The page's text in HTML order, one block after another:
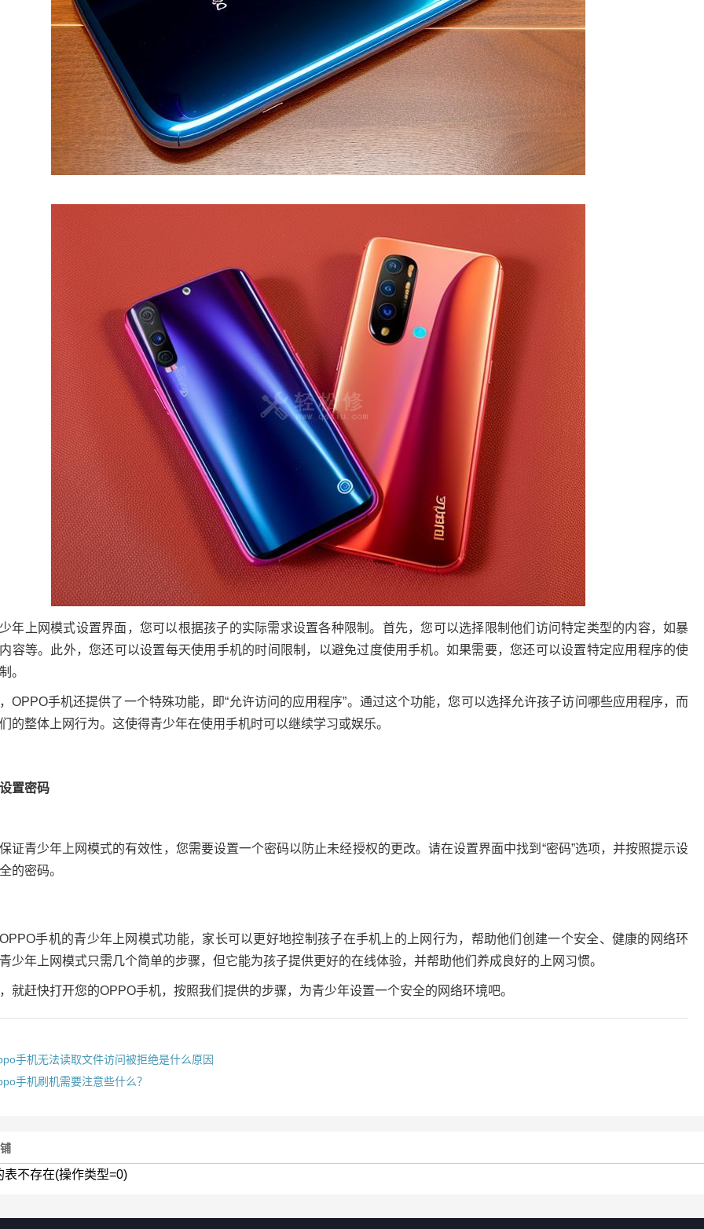
年上网模式设置界面，您可以根据孩子的实际需求设置各种限制。首先，您可以选择限制他们访问特定类型的内容，如暴
容等。此外，您还可以设置每天使用手机的时间限制，以避免过度使用手机。如果需要，您还可以设置特定应用程序的使
。
OPPO手机还提供了一个特殊功能，即“允许访问的应用程序”。通过这个功能，您可以选择允许孩子访问哪些应用程序，而
的整体上网行为。这使得青少年在使用手机时可以继续学习或娱乐。
置密码
证青少年上网模式的有效性，您需要设置一个密码以防止未经授权的更改。请在设置界面中找到“密码”选项，并按照提示设
的密码。
手机的青少年上网模式功能，家长可以更好地控制孩子在手机上的上网行为，帮助他们创建一个安全、健康的网络环
少年上网模式只需几个简单的步骤，但它能为孩子提供更好的在线体验，并帮助他们养成良好的上网习惯。
就赶快打开您的OPPO手机，按照我们提供的步骤，为青少年设置一个安全的网络环境吧。
手机无法读取文件访问被拒绝是什么原因
手机刷机需要注意些什么？
表不存在(操作类型=0)